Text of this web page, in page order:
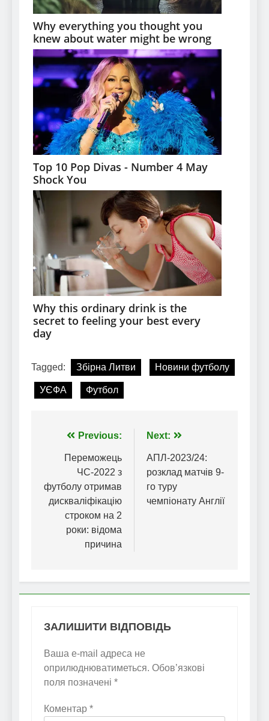
Tagged: Збірна Литви Новини футболу
УЄФА Футбол
Навігація
записів
Previous:
Переможець
ЧС-2022 з
футболу отримав
дискваліфікацію
строком на 2
роки: відома
причина
Next:
АПЛ-2023/24:
розклад матчів 9-
го туру
чемпіонату Англії
ЗАЛИШИТИ ВІДПОВІДЬ
Ваша e-mail адреса не
оприлюднюватиметься. Обов’язкові
поля позначені *
Коментар *